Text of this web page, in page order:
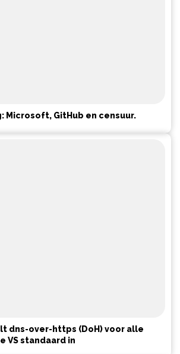
Microsoft, GitHub en censuur.
dns-over-https (DoH) voor alle
VS standaard in